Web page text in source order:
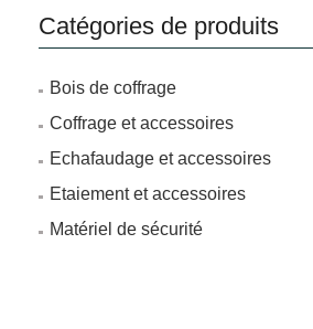
Catégories de produits
Bois de coffrage
Coffrage et accessoires
Echafaudage et accessoires
Etaiement et accessoires
Matériel de sécurité